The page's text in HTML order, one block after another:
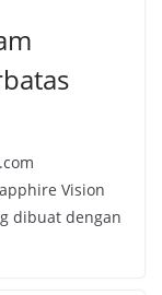
Vision
dibuat dengan